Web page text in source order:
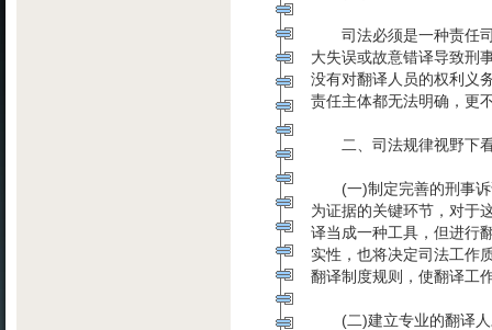
司法必须是一种责任
大失误或故意错译导致刑
没有对翻译人员的权利义
责任主体都无法明确，更
二、司法规律视野下看
(一)制定完善的刑事诉
为证据的关键环节，对于
译当成一种工具，但进行
实性，也将决定司法工作
翻译制度规则，使翻译工
(二)建立专业的翻译人